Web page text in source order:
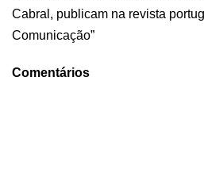
Cabral, publicam na revista
Comunicação”
Comentários